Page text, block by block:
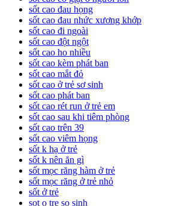
sốt cao đau họng
sốt cao đau nhức xương khớp
sốt cao đi ngoài
sốt cao đột ngột
sốt cao ho nhiều
sốt cao kèm phát ban
sốt cao mắt đỏ
sốt cao ở trẻ sơ sinh
sốt cao phát ban
sốt cao rét run ở trẻ em
sốt cao sau khi tiêm phòng
sốt cao trên 39
sốt cao viêm họng
sốt k hạ ở trẻ
sốt k nên ăn gì
sốt mọc răng hàm ở trẻ
sốt mọc răng ở trẻ nhỏ
sốt ở trẻ
sot o tre so sinh